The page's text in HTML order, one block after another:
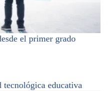
el primer grado
tecnológica educativa